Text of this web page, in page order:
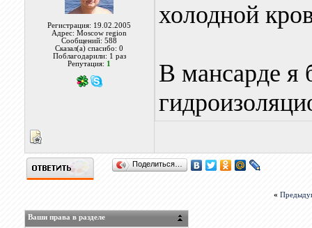
Регистрация: 19.02.2005
Адрес: Moscow region
Сообщений: 588
Сказал(а) спасибо: 0
Поблагодарили: 1 раз
Репутация: 1
холодной
В мансарде я
Поделиться…
«
Ваши права в разделе